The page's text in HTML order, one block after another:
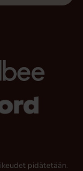
pidätetään.